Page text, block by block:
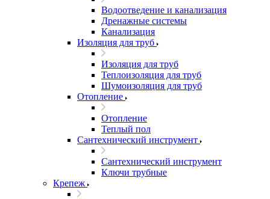
Водоотведение и канализация
Дренажные системы
Канализация
Изоляция для труб
Изоляция для труб
Теплоизоляция для труб
Шумоизоляция для труб
Отопление
Отопление
Теплый пол
Сантехнический инструмент
Сантехнический инструмент
Ключи трубные
Крепеж